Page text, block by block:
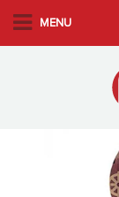
MENU